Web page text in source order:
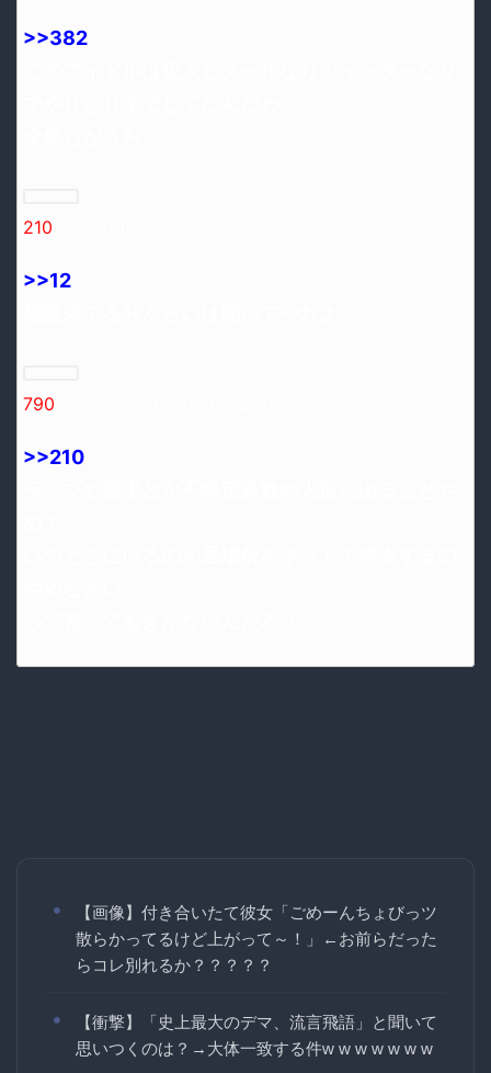
>>382
210
>>12
790
>>210
【画像】付き合いたて彼女「ごめーんちょびっツ
散らかってるけど上がって～！」←お前らだった
らコレ別れるか？？？？？
【衝撃】「史上最大のデマ、流言飛語」と聞いて
思いつくのは？→大体一致する件w w w w w w w